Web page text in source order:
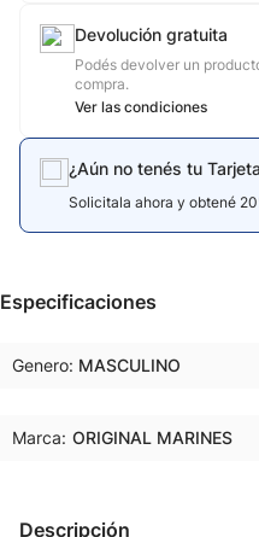
Devolución gratuita
Podés devolver un
compra.
Ver las condiciones
¿Aún no tenés tu
Solicitala ahora y obtené
Especificaciones
Genero MASCULINO
Marca: ORIGINAL MARINES
Descripción